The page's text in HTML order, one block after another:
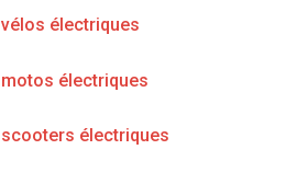
vélos électriques
motos électriques
scooters électriques